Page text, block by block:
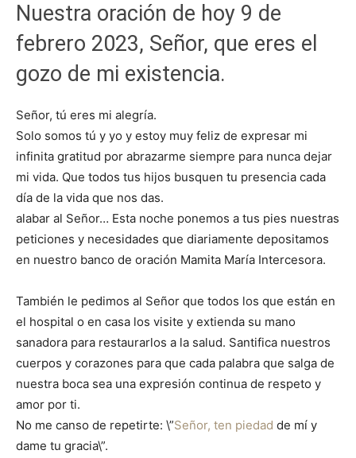
Nuestra oración de hoy 9 de
febrero 2023, Señor, que eres el
gozo de mi existencia.
Señor, tú eres mi alegría.
Solo somos tú y yo y estoy muy feliz de expresar mi
infinita gratitud por abrazarme siempre para nunca dejar
mi vida. Que todos tus hijos busquen tu presencia cada
día de la vida que nos das.
alabar al Señor… Esta noche ponemos a tus pies nuestras
peticiones y necesidades que diariamente depositamos
en nuestro banco de oración Mamita María Intercesora.
También le pedimos al Señor que todos los que están en
el hospital o en casa los visite y extienda su mano
sanadora para restaurarlos a la salud. Santifica nuestros
cuerpos y corazones para que cada palabra que salga de
nuestra boca sea una expresión continua de respeto y
amor por ti.
No me canso de repetirte: \”Señor, ten piedad de mí y
dame tu gracia\”.